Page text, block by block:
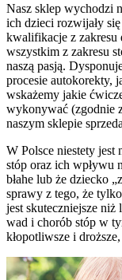
Nasz sklep wychodzi
ich dzieci rozwijały
kwalifikacje z zakresu
wszystkim z zakresu
naszą pasją.
procesie autokorekty,
wskażemy jakie
wykonywać (zgodnie
naszym sklepie
W Polsce niestety jest
stóp oraz ich wpływu
błahe lub że dziecko
sprawy z tego, że
jest skuteczniejsze niż
wad i chorób stóp w
kłopotliwsze i